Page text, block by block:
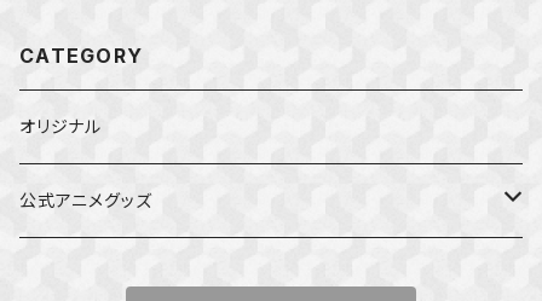
CATEGORY
オリジナル
公式アニメグッズ